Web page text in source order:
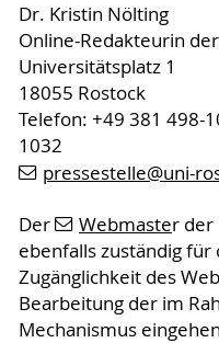
Dr. Kristin Nölting
Online-Redakteurin
Universitätsplatz 1
18055 Rostock
Telefon: +49 381 498-
1032
pressestelle@uni-
Der Webmaster der
ebenfalls zuständig
Zugänglichkeit des
Bearbeitung der im
Mechanismus